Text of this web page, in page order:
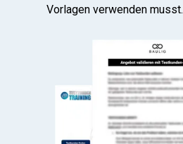
Vorlagen verwenden musst.